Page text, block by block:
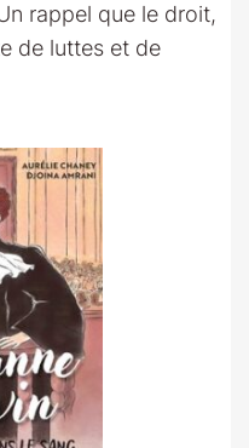
rappel que le droit,
de luttes et de